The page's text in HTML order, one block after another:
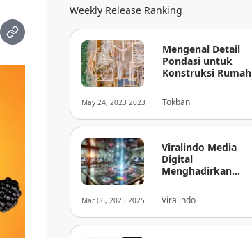
Weekly Release Ranking
May 24, 2023 2023
Mengenal Detail
Pondasi untuk
Konstruksi Rumah
Tokban
Mar 06, 2025 2025
Viralindo Media
Digital
Menghadirkan
Dunia Media Digital
Indonesia
Viralindo